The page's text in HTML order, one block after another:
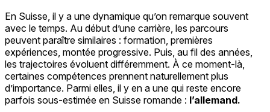
En Suisse, il y a une dynamique qu’on remarque souvent
avec le temps. Au début d’une carrière, les parcours
peuvent paraître similaires : formation, premières
expériences, montée progressive. Puis, au fil des années,
les trajectoires évoluent différemment. À ce moment-là,
certaines compétences prennent naturellement plus
d’importance. Parmi elles, il y en a une qui reste encore
parfois sous-estimée en Suisse romande : l’allemand.